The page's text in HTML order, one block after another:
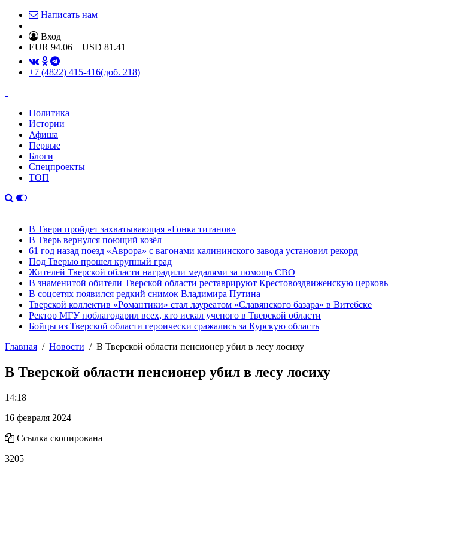
Написать нам
Вход
EUR 94.06 USD 81.41
+7 (4822) 415-416(доб. 218)
Политика
Истории
Афиша
Первые
Блоги
Спецпроекты
ТОП
В Твери пройдет захватывающая «Гонка титанов»
В Тверь вернулся поющий козёл
61 год назад поезд «Аврора» с вагонами калининского завода установил рекорд
Под Тверью прошел крупный град
Жителей Тверской области наградили медалями за помощь СВО
В знаменитой обители Тверской области реставрируют Крестовоздвиженскую церковь
В соцсетях появился редкий снимок Владимира Путина
Тверской коллектив «Романтики» стал лауреатом «Славянского базара» в Витебске
Ректор МГУ поблагодарил всех, кто искал ученого в Тверской области
Бойцы из Тверской области героически сражались за Курскую область
Главная
Новости В Тверской области пенсионер убил в лесу лосиху
В Тверской области пенсионер убил в лесу лосиху
14:18
16 февраля 2024
Ссылка скопирована
3205